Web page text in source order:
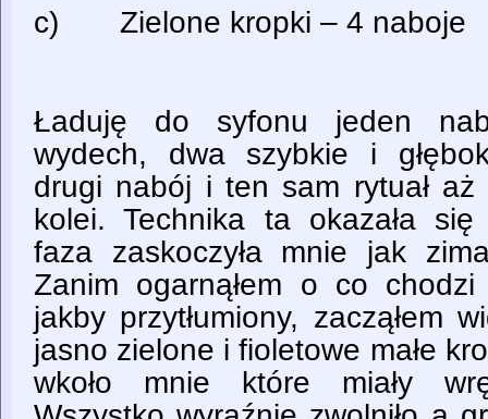
c) Zielone kropki – 4 naboje
Ładuję do syfonu jeden
wydech, dwa szybkie i
drugi nabój i ten sam rytuał
kolei. Technika ta okazała
faza zaskoczyła mnie jak
Zanim ogarnąłem o co chodzi
jakby przytłumiony, zacząłem
jasno zielone i fioletowe małe
wkoło mnie które miały